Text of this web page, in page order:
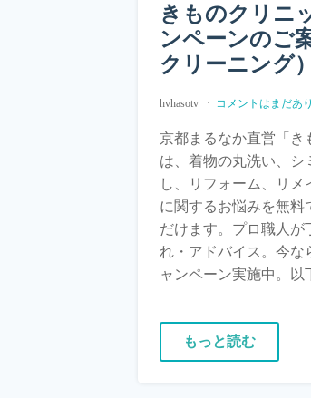
きものクリニ
ンペーンのご
クリーニング）
hvhasotv コメントはまだあ
京都まるなか直営「き
は、着物の丸洗い、シ
し、リフォーム、リメ
に関するお悩みを無料
だけます。プロ職人が
れ・アドバイス。今な
ャンペーン実施中。
もっと読む